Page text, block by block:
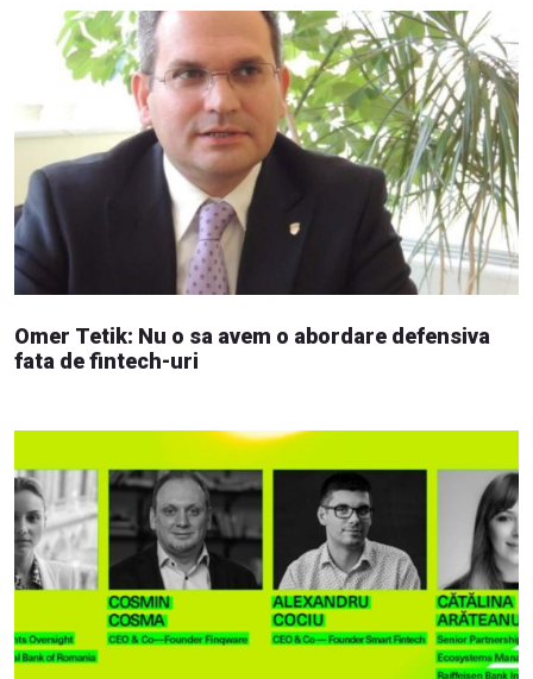
Omer Tetik: Nu o sa avem o abordare defensiva
fata de fintech-uri